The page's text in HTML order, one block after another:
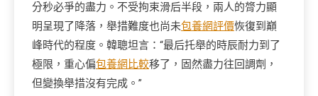
分秒必爭的盡力。不受拘束滑后半段，兩人的膂力顯
明呈現了降落，舉措難度也尚未包養網評價恢復到巔
峰時代的程度。韓聰坦言：“最后托舉的時辰耐力到了
極限，重心偏包養網比較移了，固然盡力往回調劑，
但變換舉措沒有完成。”